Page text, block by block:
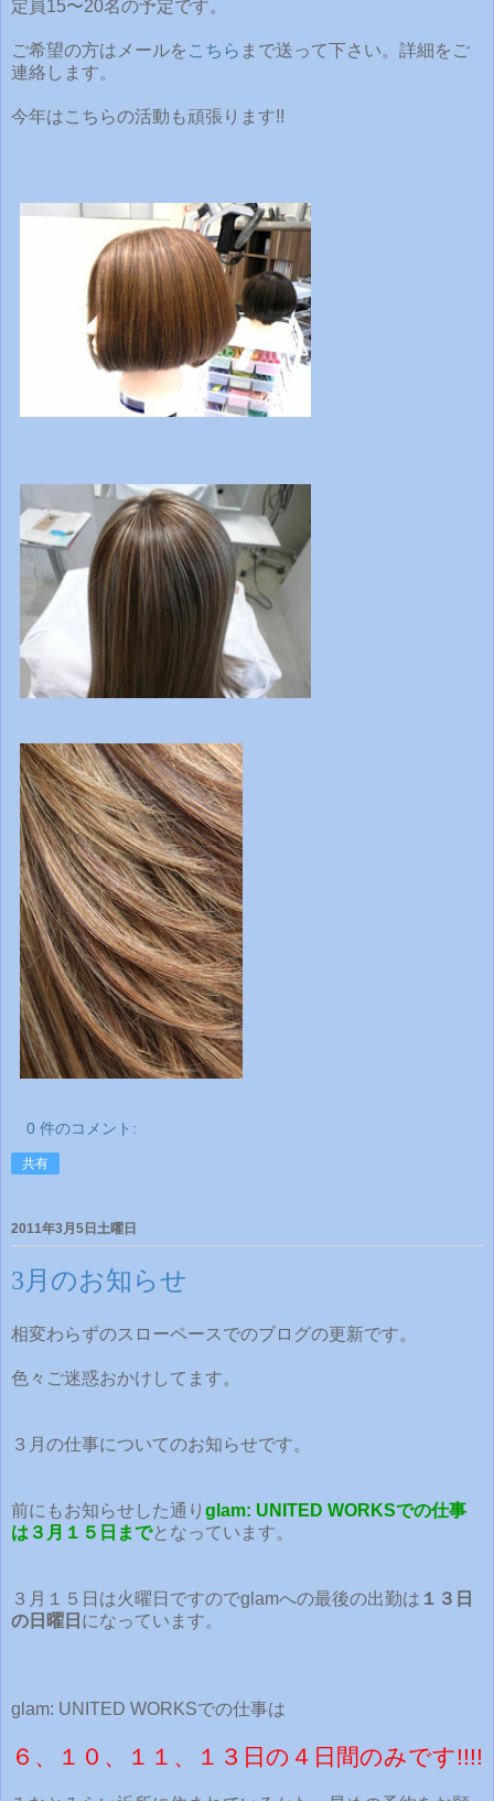
定員15〜20名の予定です。
ご希望の方はメールを こちら まで送って下さい。詳細をご
連絡します。
今年はこちらの活動も頑張ります!!
0 件のコメント:
共有
2011年3月5日土曜日
3月のお知らせ
相変わらずのスローペースでのブログの更新です。
色々ご迷惑おかけしてます。
３月の仕事についてのお知らせです。
前にもお知らせした通り glam: UNITED WORKSでの仕事
は３月１５日までとなっています。
３月１５日は火曜日ですのでglamへの最後の出勤は １３日
の日曜日 になっています。
glam: UNITED WORKSでの仕事は
６、１０、１１、１３日の４日間のみです!!!!